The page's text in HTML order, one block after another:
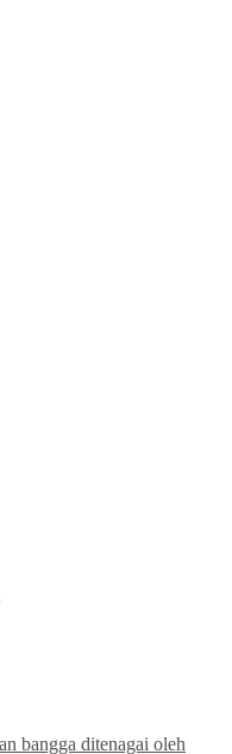
bangga ditenagai oleh